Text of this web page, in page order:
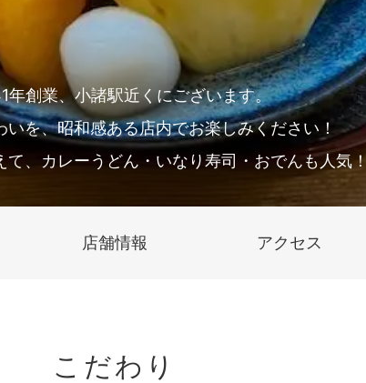
年創業、小諸駅近くにございます。
いを、昭和感ある店内でお楽しみください！
て、カレーうどん・いなり寿司・おでんも人気！
店舗情報 アクセス
こだわり